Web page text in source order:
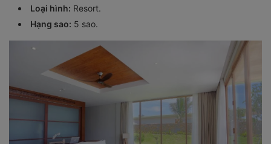
Loại hình: Resort.
Hạng sao: 5 sao.